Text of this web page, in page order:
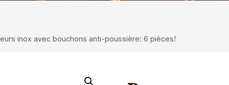
inox avec bouchons anti-poussière: 6 pièces!